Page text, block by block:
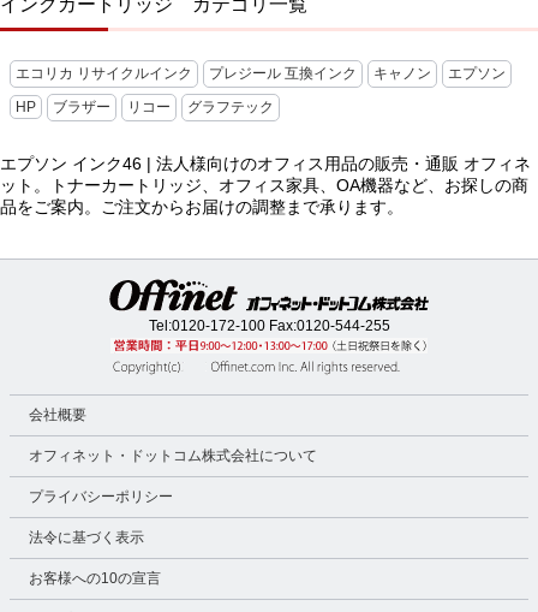
インクカートリッジ カテゴリ一覧
エコリカ リサイクルインク プレジール 互換インク キャノン エプソン
HP ブラザー リコー グラフテック
エプソン インク46 | 法人様向けのオフィス用品の販売・通販 オフィネ
ット。トナーカートリッジ、オフィス家具、OA機器など、お探しの商
品をご案内。ご注文からお届けの調整まで承ります。
Tel:0120-172-100Fax:0120-544-255
会社概要
オフィネット・ドットコム株式会社について
プライバシーポリシー
法令に基づく表示
お客様への10の宣言